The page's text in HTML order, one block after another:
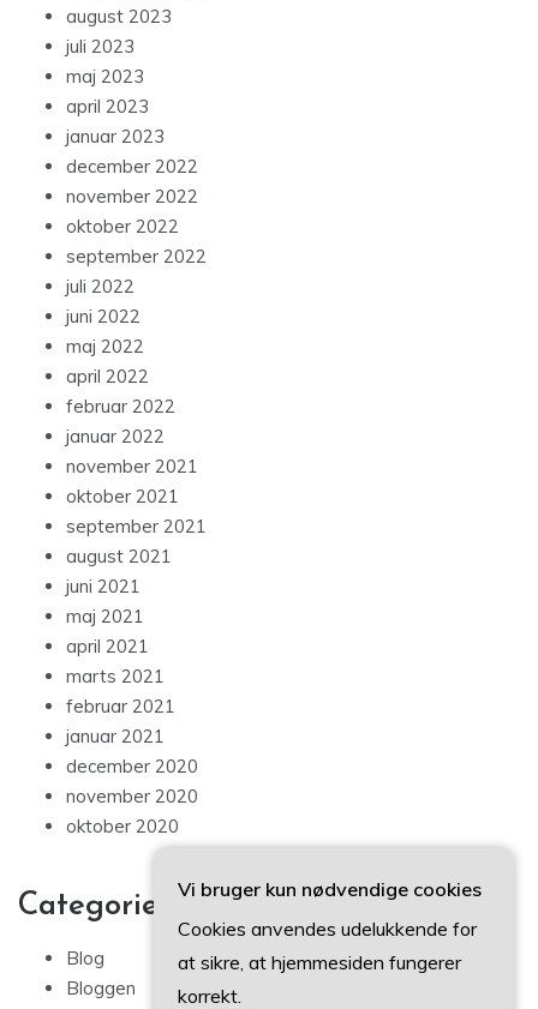
august 2023
juli 2023
maj 2023
april 2023
januar 2023
december 2022
november 2022
oktober 2022
september 2022
juli 2022
juni 2022
maj 2022
april 2022
februar 2022
januar 2022
november 2021
oktober 2021
september 2021
august 2021
juni 2021
maj 2021
april 2021
marts 2021
februar 2021
januar 2021
december 2020
november 2020
oktober 2020
Categories
Blog
Bloggen
Vi bruger kun nødvendige cookies
Cookies anvendes udelukkende for
at sikre, at hjemmesiden fungerer
korrekt.